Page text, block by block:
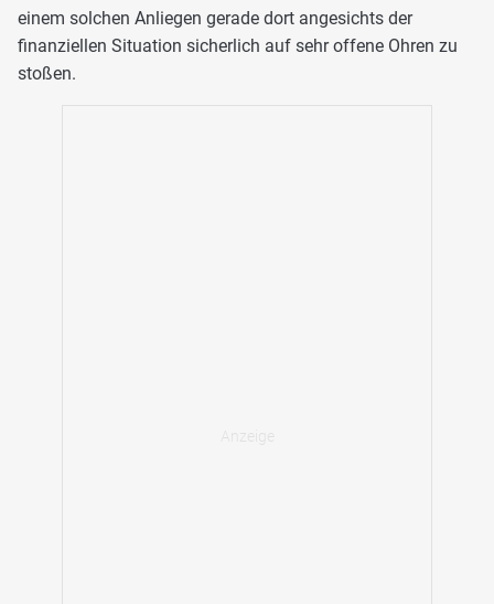
einem solchen Anliegen gerade dort angesichts der
finanziellen Situation sicherlich auf sehr offene Ohren zu
stoßen.